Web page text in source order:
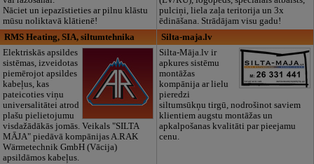
Nāciet un iepazīstieties ar pilnu klāstu
mūsu noliktavā klātienē!
pulciņi, liela zaļa teritorija un 3x
ēdināšana. Strādājam visu gadu!
RMS Heating, SIA, siltumtehnika
Elektriskās apsildes
sistēmas, izveidotas
piemērojot apsildes
kabeļus, kas
pateicoties viņu
universalitātei atrod
plašu pielietojumu
visdažādākās jomās. Veikals "SILTA
MĀJA" piedāvā kompānijas A.RAK
Wärmetechnik GmbH (Vācija)
apsildāmos kabeļus.
Silta-maja.lv
Silta-Māja.lv ir
apkures sistēmu
montāžas
kompānija ar lielu
pieredzi
siltumsūkņu tirgū, nodrošinot saviem
klientiem augstu montāžas un
apkalpošanas kvalitāti par pieejamu
cenu.